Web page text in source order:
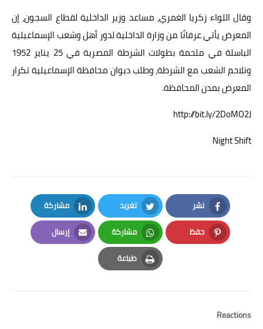
وقال اللواء زكريا الغمري، مساعد وزير الداخلية لقطاع السجون، إن
المعرض يأتي عرفانًا من وزارة الداخلية لدور أهل وشعب الإسماعيلية
الباسلة في ملحمة بطولات الشرطة المصرية في 25 يناير 1952
وتلاحم الشعب مع الشرطة، وطلب ديوان محافظة الإسماعيلية تكرار
المعرض بمدن المحافظة.
http://bit.ly/2DoMO2J
Night Shift
نشر
Facebook
تغريد
Twitter
مشاركة
LinkedIn
حفظ
Pinterest
مشاركة
Whatsapp
إرسال
Email
طباعة
Print
Reactions